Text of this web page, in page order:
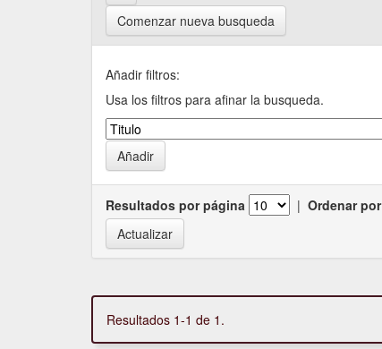
Comenzar nueva busqueda
Añadir filtros:
Usa los filtros para afinar la busqueda.
Resultados por página | Ordenar por
Resultados 1-1 de 1.